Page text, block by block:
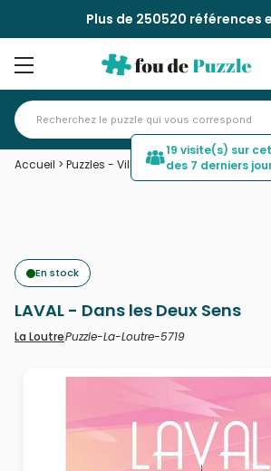
Plus de 250520 références
Accueil > Puzzles - Villes et Villages >LAVAL -
En stock
LAVAL - Dans les Deux Sens
La LoutrePuzzle-La-Loutre-5719
19 visite(s) sur
des 7 derniers